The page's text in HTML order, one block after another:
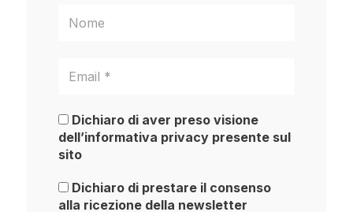
Dichiaro di aver preso visione
dell’informativa privacy presente sul
sito
Dichiaro di prestare il consenso
alla ricezione della newsletter